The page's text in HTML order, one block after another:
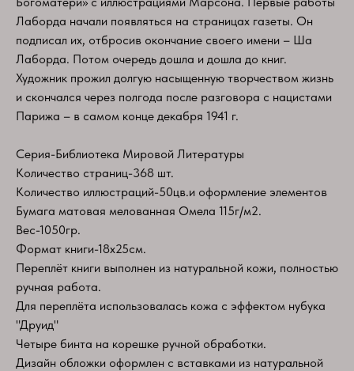
Лаборда начали появляться на страницах газеты. Он
подписал их, отбросив окончание своего имени – Ша
Лаборда. Потом очередь дошла и дошла до книг.
Художник прожил долгую насыщенную творчеством жизнь
и скончался через полгода после разговора с нацистами
Парижа – в самом конце декабря 1941 г.
Серия-Библиотека Мировой Литературы
Количество страниц-368 шт.
Количество иллюстраций-50цв.и оформление элементов
Бумага матовая мелованная Омела 115г/м2.
Вес-1050гр.
Формат книги-18х25см.
Переплёт книги выполнен из натуральной кожи, полностью
ручная работа.
Для переплёта использовалась кожа с эффектом нубука
"Друид"
Четыре бинта на корешке ручной обработки.
Дизайн обложки оформлен с вставками из натуральной